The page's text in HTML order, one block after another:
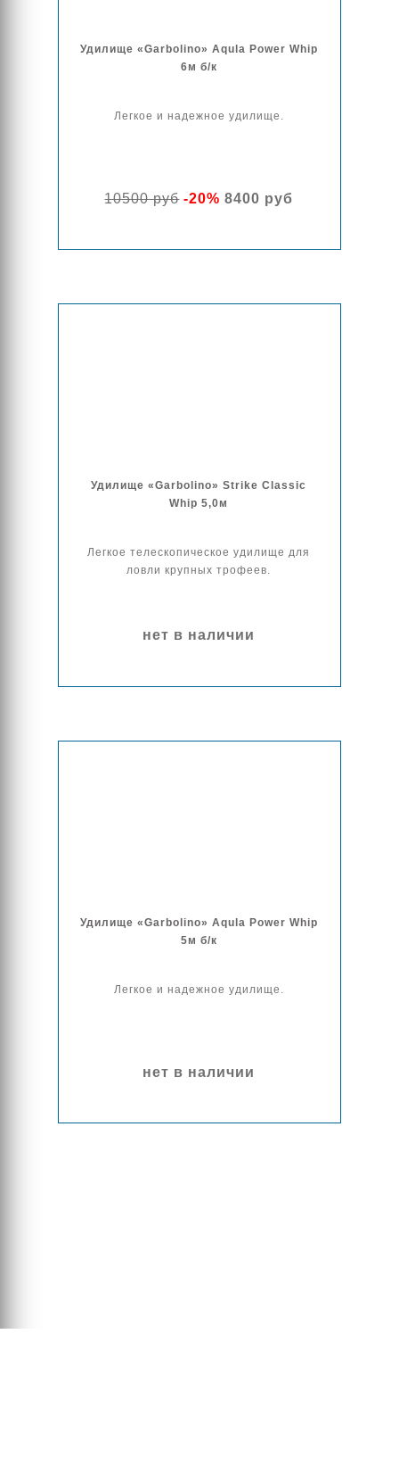
Удилище «Garbolino» Aqula Power Whip
6м б/к
Легкое и надежное удилище.
10500 руб-20% 8400 руб
Удилище «Garbolino» Strike Classic
Whip 5,0м
Легкое телескопическое удилище для
ловли крупных трофеев.
нет в наличии
Удилище «Garbolino» Aqula Power Whip
5м б/к
Легкое и надежное удилище.
нет в наличии